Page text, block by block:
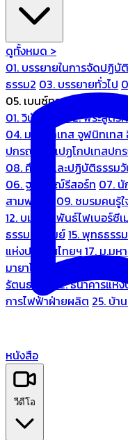
ดูทั้งหมด >
01. บรรยายในการจัดปฏิบั
ธรรม2 03. บรรยายทั่วไป
05. เบนซ์ทองหล่อ
01. วินัยปิฎก
02. พระสูตรศึ
04. มหานิทเทส จูฬนิทเทส
ปกรณ์ และเปฏโกปเทสปก
08. ศึกษาและปฏิบัติธรรมวัน
06. ฐณิชาฌ์รีสอร์ท 07. นั
สามพระยา
09. ชมรมคนรู้ใ
12. บมจ.มหพันธ์ไฟเบอร์ซี
ธรรมะรื่นรมย์15. พุทธธร
แห่งประเทศไทยฯ 17. ม.ม
มายาโคตมี
19. ariya
รัตนธรรม
22. ธนาคารแห่
การไฟฟ้าฝ่ายผลิต 25. บ้
หนังสือ
วีดีโอ